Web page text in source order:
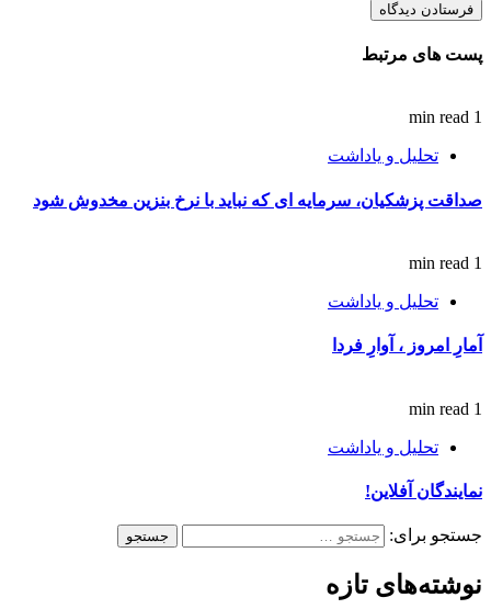
پست های مرتبط
1 min read
تحلیل و یاداشت
صداقت پزشکیان، سرمایه ای که نباید با نرخ بنزین مخدوش شود
1 min read
تحلیل و یاداشت
آمارِ امروز ، آوارِ فردا
1 min read
تحلیل و یاداشت
نمایندگان آفلاین!
جستجو برای:
نوشته‌های تازه